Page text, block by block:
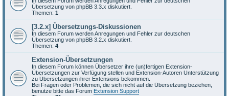
Übersetzung von phpBB 3.3.x diskutiert.
Themen: 1
[3.2.x] Übersetzungs-Diskussionen
In diesem Forum werden Anregungen und Fehler zur deutschen
Übersetzung von phpBB 3.2.x diskutiert.
Themen: 4
Extension-Übersetzungen
In diesem Forum können Übersetzer ihre (un)fertigen Extension-
Übersetzungen zur Verfügung stellen und Extension-Autoren Unterstützung
zu Übersetzungen ihrer Extensions bekommen.
Bei Fragen oder Problemen, die sich nicht auf die Übersetzung beziehen,
benutze bitte das Forum Extension Support